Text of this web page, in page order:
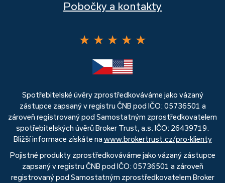
Pobočky a kontakty
★ ★ ★ ★ ★
Spotřebitelské úvěry zprostředkováváme jako vázaný
zástupce zapsaný v registru ČNB pod IČO: 05736501 a
zároveň registrovaný pod Samostatným zprostředkovatelem
spotřebitelských úvěrů Broker Trust, a.s. IČO: 26439719.
Bližší informace získáte na www.brokertrust.cz/pro-klienty
Pojistné produkty zprostředkováváme jako vázaný zástupce
zapsaný v registru ČNB pod IČO: 05736501 a zároveň
registrovaný pod Samostatným zprostředkovatelem Broker